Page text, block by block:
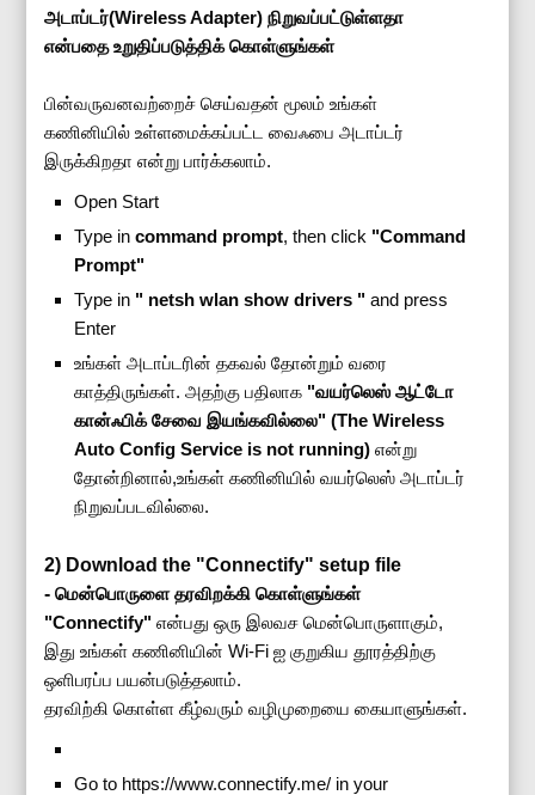
அடாப்டர்(Wireless Adapter) நிறுவப்பட்டுள்ளதா
என்பதை உறுதிப்படுத்திக் கொள்ளுங்கள்
பின்வருவனவற்றைச் செய்வதன் மூலம் உங்கள்
கணினியில் உள்ளமைக்கப்பட்ட வைஃபை அடாப்டர்
இருக்கிறதா என்று பார்க்கலாம்.
Open Start
Type incommand prompt, then click "Command
Prompt"
Type in " netsh wlan show drivers "and press
Enter
உங்கள் அடாப்டரின் தகவல் தோன்றும் வரை
காத்திருங்கள். அதற்கு பதிலாக "வயர்லெஸ் ஆட்டோ
கான்ஃபிக் சேவை இயங்கவில்லை" (The Wireless
Auto Config Service is not running)என்று
தோன்றினால்,உங்கள் கணினியில் வயர்லெஸ் அடாப்டர்
நிறுவப்படவில்லை.
2) Download the "Connectify" setup file
-மென்பொருளை தரவிறக்கி கொள்ளுங்கள்
"Connectify" என்பது ஒரு இலவச மென்பொருளாகும்,
இது உங்கள் கணினியின் Wi-Fi ஐ குறுகிய தூரத்திற்கு
ஒளிபரப்ப பயன்படுத்தலாம்.
தரவிற்கி கொள்ள கீழ்வரும் வழிமுறையை கையாளுங்கள்.
Go to https://www.connectify.me/ in your